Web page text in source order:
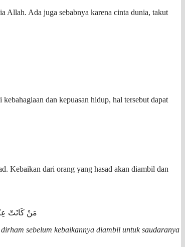
Allah. Ada juga sebabnya karena cinta dunia, takut
dan kepuasan hidup, hal tersebut dapat
Kebaikan dari orang yang hasad akan diambil dan
مَنْ كَانَتْ
sebelum kebaikannya diambil untuk saudaranya